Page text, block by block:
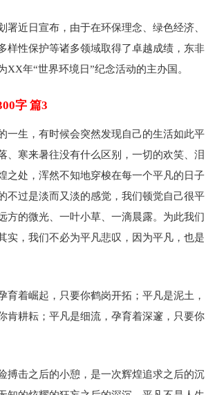
署近日宣布，由于在环保理念、绿色经济、
样性保护等诸多领域取得了卓越成绩，东非
XX年“世界环境日”纪念活动的主办国。
字 篇3
一生，有时候会突然发现自己的生活如此平
、寒来暑往没有什么区别，一切的欢笑、泪
之处，浑然不知地穿梭在每一个平凡的日子
不过是淡而又淡的感觉，我们顿觉自己很平
方的微光、一叶小草、一滴晨露。为此我们
实，我们不必为平凡悲叹，因为平凡，也是
育着崛起，只要你鹤岗开拓；平凡是泥土，
肯耕耘；平凡是细流，孕育着深邃，只要你
搏击之后的小憩，是一次辉煌追求之后的沉